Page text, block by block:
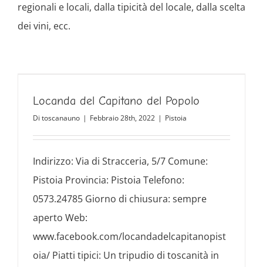
regionali e locali, dalla tipicità del locale, dalla scelta
dei vini, ecc.
Locanda del Capitano del Popolo
Di toscanauno | Febbraio 28th, 2022 | Pistoia
Indirizzo: Via di Stracceria, 5/7 Comune:
Pistoia Provincia: Pistoia Telefono:
0573.24785 Giorno di chiusura: sempre
aperto Web:
www.facebook.com/locandadelcapitanopist
oia/ Piatti tipici: Un tripudio di toscanità in